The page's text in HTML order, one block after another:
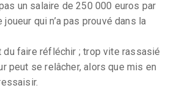
un salaire de 250 000 euros par
qui n’a pas prouvé dans la
du faire réfléchir ; trop vite rassasié
peut se relâcher, alors que mis en